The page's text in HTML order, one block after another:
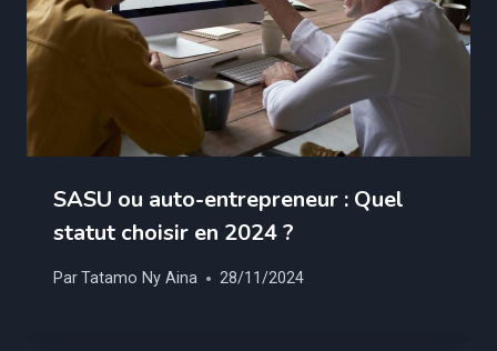
SASU ou auto-entrepreneur : Quel
statut choisir en 2024 ?
ParTatamo Ny Aina 28/11/2024